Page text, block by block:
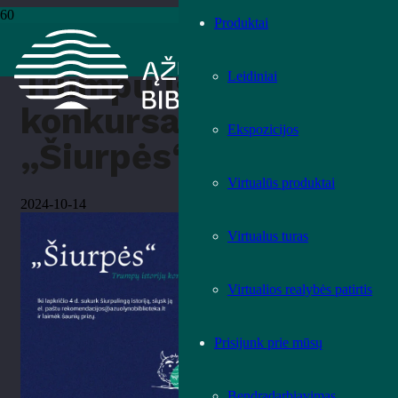
Produktai
Leidiniai
Ekspozicijos
Virtualūs produktai
Virtualus turas
Virtualios realybės patirtis
Prisijunk prie mūsų
Trumpų istorijų konkursas „Šiurpės“
Trumpų istorijų
konkursas
„Šiurpės“
2024-10-14